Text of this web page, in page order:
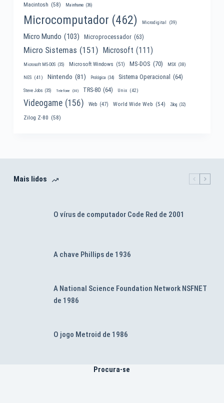
Macintosh (58) Mainframe (36)
Microcomputador (462) Microdigital (39)
Micro Mundo (103) Microprocessador (63)
Micro Sistemas (151) Microsoft (111)
Microsoft MS-DOS (35) Microsoft Windows (51) MS-DOS (70) MSX (38)
NES (41) Nintendo (81) Prológica (34) Sistema Operacional (64)
Steve Jobs (35) Telefone (30) TRS-80 (64) Unix (42)
Videogame (156) Web (47) World Wide Web (54) Zilog (32)
Zilog Z-80 (58)
Mais lidos
O vírus de computador Code Red de 2001
A chave Phillips de 1936
A National Science Foundation Network NSFNET
de 1986
O jogo Metroid de 1986
Procura-se